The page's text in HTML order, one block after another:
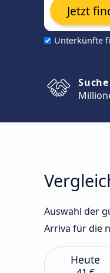
Unterkünfte
Jetzt
Auswahl der
Arriva für die
Heute